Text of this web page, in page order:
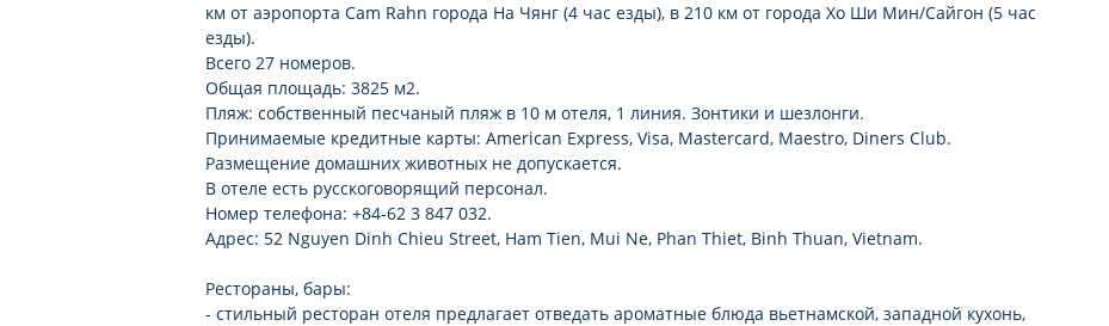
км от аэропорта Cam Rahn города На Чянг (4 час езды), в 210 км от города Хо Ши Мин/Сайгон (5 час
езды).
Всего 27 номеров.
Общая площадь: 3825 м2.
Пляж: собственный песчаный пляж в 10 м отеля, 1 линия. Зонтики и шезлонги.
Принимаемые кредитные карты: American Express, Visa, Mastercard, Maestro, Diners Club.
Размещение домашних животных не допускается.
В отеле есть русскоговорящий персонал.
Номер телефона: +84-62 3 847 032.
Адрес: 52 Nguyen Dinh Chieu Street, Ham Tien, Mui Ne, Phan Thiet, Binh Thuan, Vietnam.
Рестораны, бары:
- стильный ресторан отеля предлагает отведать ароматные блюда вьетнамской, западной кухонь,